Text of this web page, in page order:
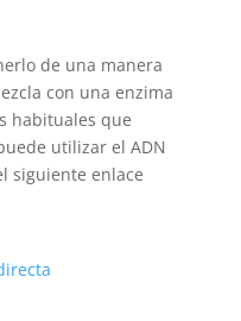
de una manera
con una enzima
habituales que
utilizar el ADN
siguiente enlace